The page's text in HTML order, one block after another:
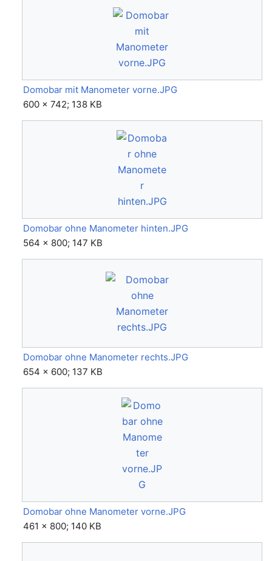
Domobar mit Manometer vorne.JPG
600 × 742; 138 KB
Domobar ohne Manometer hinten.JPG
564 × 800; 147 KB
Domobar ohne Manometer rechts.JPG
654 × 600; 137 KB
Domobar ohne Manometer vorne.JPG
461 × 800; 140 KB